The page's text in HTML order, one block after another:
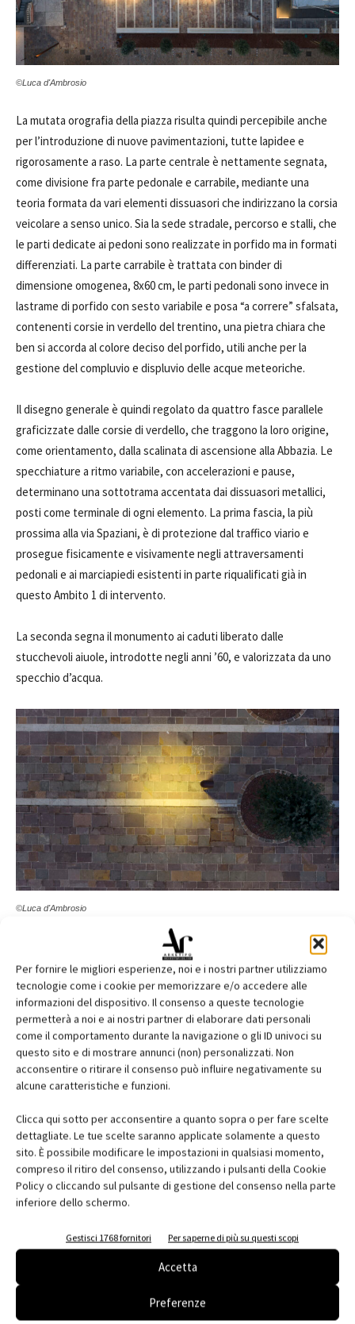
Per fornire le migliori esperienze, noi e i nostri partner utilizziamo
tecnologie come i cookie per memorizzare e/o accedere alle
informazioni del dispositivo. Il consenso a queste tecnologie
permetterà a noi e ai nostri partner di elaborare dati personali
come il comportamento durante la navigazione o gli ID univoci su
questo sito e di mostrare annunci (non) personalizzati. Non
acconsentire o ritirare il consenso può influire negativamente su
alcune caratteristiche e funzioni.
Clicca qui sotto per acconsentire a quanto sopra o per fare scelte
dettagliate. Le tue scelte saranno applicate solamente a questo
sito. È possibile modificare le impostazioni in qualsiasi momento,
compreso il ritiro del consenso, utilizzando i pulsanti della Cookie
Policy o cliccando sul pulsante di gestione del consenso nella parte
inferiore dello schermo.
Gestisci 1768 fornitori Per saperne di più su questi scopi
Accetta
Preferenze
©Luca d'Ambrosio
La mutata orografia della piazza risulta quindi percepibile anche
per l’introduzione di nuove pavimentazioni, tutte lapidee e
rigorosamente a raso. La parte centrale è nettamente segnata,
come divisione fra parte pedonale e carrabile, mediante una
teoria formata da vari elementi dissuasori che indirizzano la corsia
veicolare a senso unico. Sia la sede stradale, percorso e stalli, che
le parti dedicate ai pedoni sono realizzate in porfido ma in formati
differenziati. La parte carrabile è trattata con binder di
dimensione omogenea, 8x60 cm, le parti pedonali sono invece in
lastrame di porfido con sesto variabile e posa “a correre” sfalsata,
contenenti corsie in verdello del trentino, una pietra chiara che
ben si accorda al colore deciso del porfido, utili anche per la
gestione del compluvio e displuvio delle acque meteoriche.
Il disegno generale è quindi regolato da quattro fasce parallele
graficizzate dalle corsie di verdello, che traggono la loro origine,
come orientamento, dalla scalinata di ascensione alla Abbazia. Le
specchiature a ritmo variabile, con accelerazioni e pause,
determinano una sottotrama accentata dai dissuasori metallici,
posti come terminale di ogni elemento. La prima fascia, la più
prossima alla via Spaziani, è di protezione dal traffico viario e
prosegue fisicamente e visivamente negli attraversamenti
pedonali e ai marciapiedi esistenti in parte riqualificati già in
questo Ambito 1 di intervento.
La seconda segna il monumento ai caduti liberato dalle
stucchevoli aiuole, introdotte negli anni ’60, e valorizzata da uno
specchio d’acqua.
©Luca d'Ambrosio
La terza è concepita come la zona più propriamente pubblica
servita da sedute e dalle infrastrutture urbane utili per lo
svolgimento di eventi e manifestazioni. Due sotto aree
funzionali, delineate da una lunga seduta monolitica realizzata
con la stessa pietra delle corsie, definiscono lo spazio. La prima,
posta in proiezione davanti alla Abbazia, è maggiormente
deputata alle manifestazioni istituzionali pubbliche; la seconda,
più raccolta, configurata come un "salotto all'aperto" in cui sia
piacevole soggiornare sotto le nuove alberature. Le zone
vengono caratterizzate da un diverso uso della luce, con nuovi
corpi illuminanti che garantiscono un effetto d'accento.
La quarta fascia è dedicata ai percorsi di attraversamento e ai
dissuasori mobili elettromeccanici totalmente occultati nella
pavimentazione. mediante pozzetti sotterranei, che potranno
essere azionati con telecomando o tramite chiave posta nei
totem collocati a margine dell’impianto.